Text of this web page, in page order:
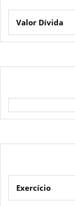
Valor Dívida
Exercício